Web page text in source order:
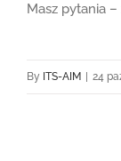
Masz pytania
By ITS-AIM 24